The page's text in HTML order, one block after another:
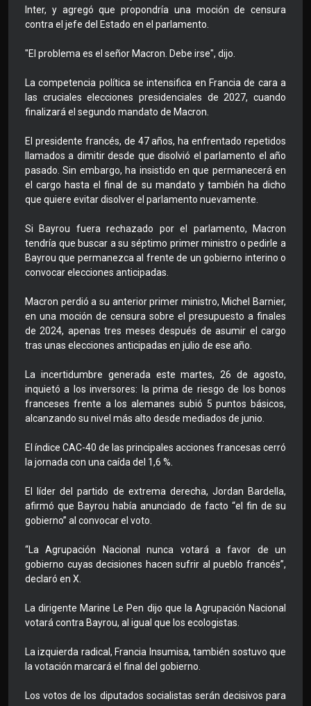
Inter, y agregó que propondría una moción de censura
contra el jefe del Estado en el parlamento.
"El problema es el señor Macron. Debe irse", dijo.
La competencia política se intensifica en Francia de cara a
las cruciales elecciones presidenciales de 2027, cuando
finalizará el segundo mandato de Macron.
El presidente francés, de 47 años, ha enfrentado repetidos
llamados a dimitir desde que disolvió el parlamento el año
pasado. Sin embargo, ha insistido en que permanecerá en
el cargo hasta el final de su mandato y también ha dicho
que quiere evitar disolver el parlamento nuevamente.
Si Bayrou fuera rechazado por el parlamento, Macron
tendría que buscar a su séptimo primer ministro o pedirle a
Bayrou que permanezca al frente de un gobierno interino o
convocar elecciones anticipadas.
Macron perdió a su anterior primer ministro, Michel Barnier,
en una moción de censura sobre el presupuesto a finales
de 2024, apenas tres meses después de asumir el cargo
tras unas elecciones anticipadas en julio de ese año.
La incertidumbre generada este martes, 26 de agosto,
inquietó a los inversores: la prima de riesgo de los bonos
franceses frente a los alemanes subió 5 puntos básicos,
alcanzando su nivel más alto desde mediados de junio.
El índice CAC-40 de las principales acciones francesas cerró
la jornada con una caída del 1,6 %.
El líder del partido de extrema derecha, Jordan Bardella,
afirmó que Bayrou había anunciado de facto “el fin de su
gobierno” al convocar el voto.
“La Agrupación Nacional nunca votará a favor de un
gobierno cuyas decisiones hacen sufrir al pueblo francés”,
declaró en X.
La dirigente Marine Le Pen dijo que la Agrupación Nacional
votará contra Bayrou, al igual que los ecologistas.
La izquierda radical, Francia Insumisa, también sostuvo que
la votación marcará el final del gobierno.
Los votos de los diputados socialistas serán decisivos para